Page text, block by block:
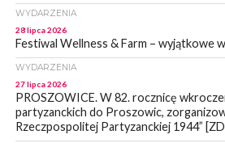
WYDARZENIA
28 lipca 2026
Festiwal Wellness & Farm – wyjątkowe
WYDARZENIA
27 lipca 2026
PROSZOWICE. W 82. rocznicę
partyzanckich do Proszowic,
Rzeczpospolitej Partyzanckiej 1944”